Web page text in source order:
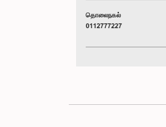
தொலைநகல்
0112777227